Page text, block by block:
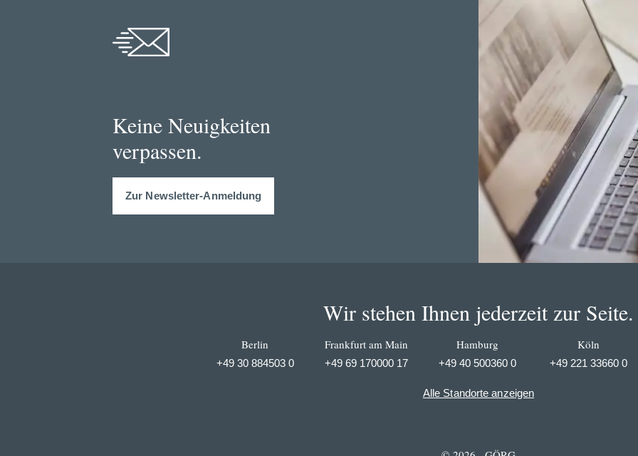
Keine Neuigkeiten
verpassen.
Zur Newsletter-Anmeldung
Wir stehen Ihnen jederzeit zur Seite.
Berlin
+49 30 884503 0
Frankfurt am Main
+49 69 170000 17
Hamburg
+49 40 500360 0
Köln
+49 221 33660 0
Alle Standorte anzeigen